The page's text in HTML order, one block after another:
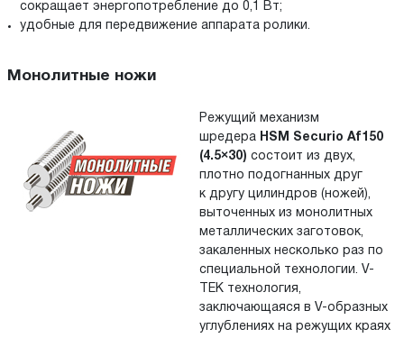
сокращает энергопотребление до 0,1 Вт;
удобные для передвижение аппарата ролики.
Монолитные ножи
Режущий механизм
шредера HSM Securio Af150
(4.5×30) состоит из двух,
плотно подогнанных друг
к другу цилиндров (ножей),
выточенных из монолитных
металлических заготовок,
закаленных несколько раз по
специальной технологии. V-
TEK технология,
заключающаяся в V-образных
углублениях на режущих краях